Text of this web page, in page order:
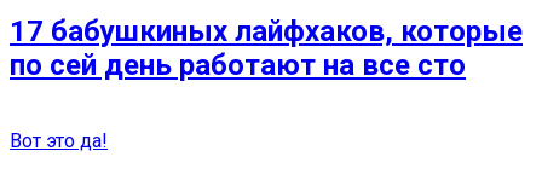
17 бабушкиных лайфхаков, которые
по сей день работают на все сто
Вот это да!